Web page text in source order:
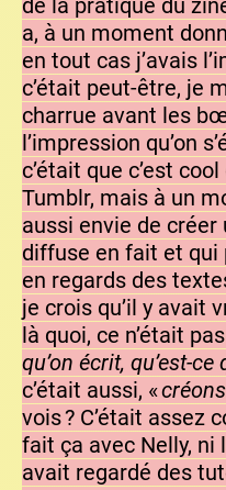
de la pratique du
a, à un moment
en tout cas j’avais
c’était peut-être, je
charrue avant les
l’impression qu’on
c’était que c’est
Tumblr, mais à un
aussi envie de créer
diffuse en fait et
en regards des
je crois qu’il y avait
là quoi, ce n’était
qu’on écrit, qu’est-ce
c’était aussi, «
vois ? C’était assez
fait ça avec Nelly, ni
avait regardé des